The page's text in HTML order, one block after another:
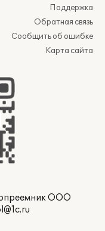
Поддержка
Обратная связь
Сообщить об ошибке
Карта сайта
ООО